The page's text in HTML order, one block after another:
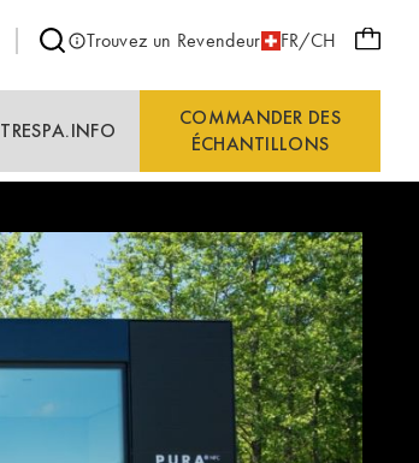
Trouvez un Revendeur FR/CH
TRESPA.INFO
COMMANDER DES
ÉCHANTILLONS